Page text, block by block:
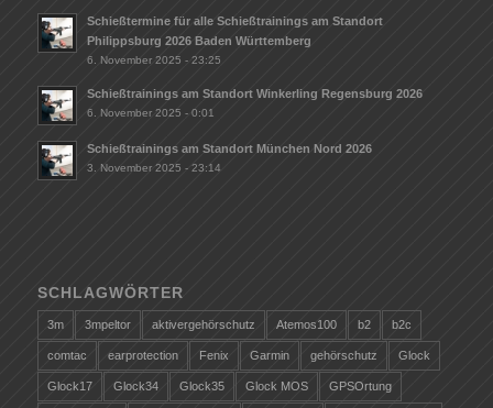
Schießtermine für alle Schießtrainings am Standort
Philippsburg 2026 Baden Württemberg
6. November 2025 - 23:25
Schießtrainings am Standort Winkerling Regensburg 2026
6. November 2025 - 0:01
Schießtrainings am Standort München Nord 2026
3. November 2025 - 23:14
SCHLAGWÖRTER
3m 3mpeltor aktivergehörschutz Atemos100 b2 b2c
comtac earprotection Fenix Garmin gehörschutz Glock
Glock17 Glock34 Glock35 Glock MOS GPSOrtung